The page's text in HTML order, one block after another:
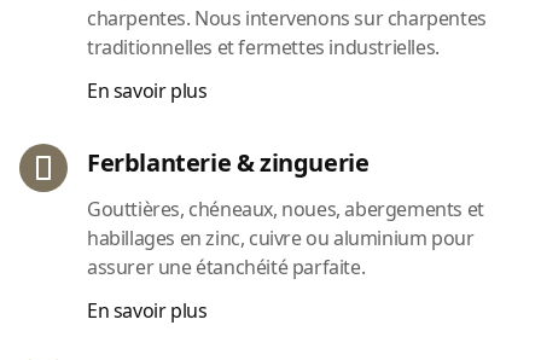
charpentes. Nous intervenons sur charpentes
traditionnelles et fermettes industrielles.
En savoir plus
Ferblanterie & zinguerie
Gouttières, chéneaux, noues, abergements et
habillages en zinc, cuivre ou aluminium pour
assurer une étanchéité parfaite.
En savoir plus